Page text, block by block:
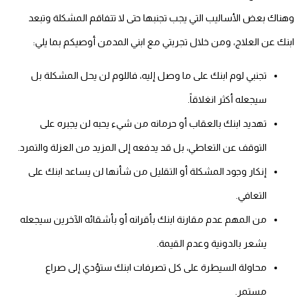
وهناك بعض الأساليب التي يجب تجنبها حتى لا تتفاقم المشكلة وتبعد
ابنك عن العلاج، ومن خلال تجربتي مع ابني المدمن أوصيكم بما يلي:
تجنبي لوم ابنك على ما وصل إليه، فاللوم لن يحل المشكلة بل
سيجعله أكثر انغلاقاً.
تهديد ابنك بالعقاب أو حرمانه من شيء يحبه لن يجبره على
التوقف عن التعاطي، بل قد يدفعه إلى المزيد من العزلة والتمرد.
إنكار وجود المشكلة أو التقليل من شأنها لن يساعد ابنك على
التعافي.
من المهم عدم مقارنة ابنك بأقرانه أو بأشقائه الآخرين سيجعله
يشعر بالدونية وعدم القيمة.
محاولة السيطرة على كل تصرفات ابنك ستؤدي إلى صراع
مستمر.